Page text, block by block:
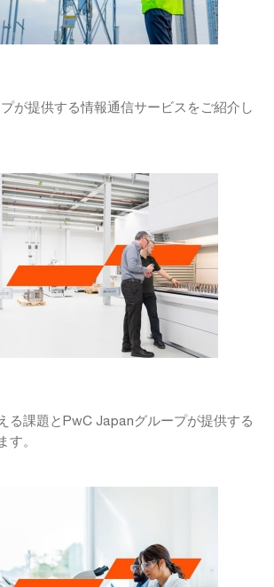
が提供する情報通信サービスをご紹介し
る課題とPwC Japanグループが提供する
す。